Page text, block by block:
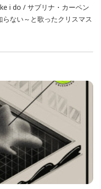
i do / サブリナ・カーペン
ない～と歌ったクリスマス